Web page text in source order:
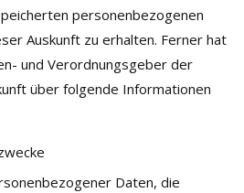
personenbezogenen
Auskunft zu erhalten. Ferner hat
und Verordnungsgeber der
über folgende Informationen
Daten, die